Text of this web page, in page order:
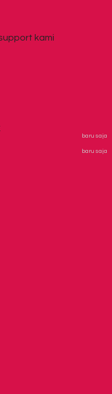
kami
baru saja
baru saja